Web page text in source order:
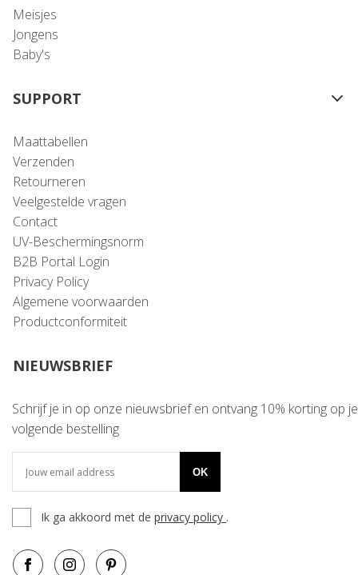
Meisjes
Jongens
Baby's
SUPPORT
Maattabellen
Verzenden
Retourneren
Veelgestelde vragen
Contact
UV-Beschermingsnorm
B2B Portal Login
Privacy Policy
Algemene voorwaarden
Productconformiteit
NIEUWSBRIEF
Schrijf je in op onze nieuwsbrief en ontvang 10% korting op je
volgende bestelling
OK
Ik ga akkoord met de privacy policy .